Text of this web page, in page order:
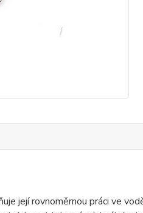
její rovnoměrnou práci ve